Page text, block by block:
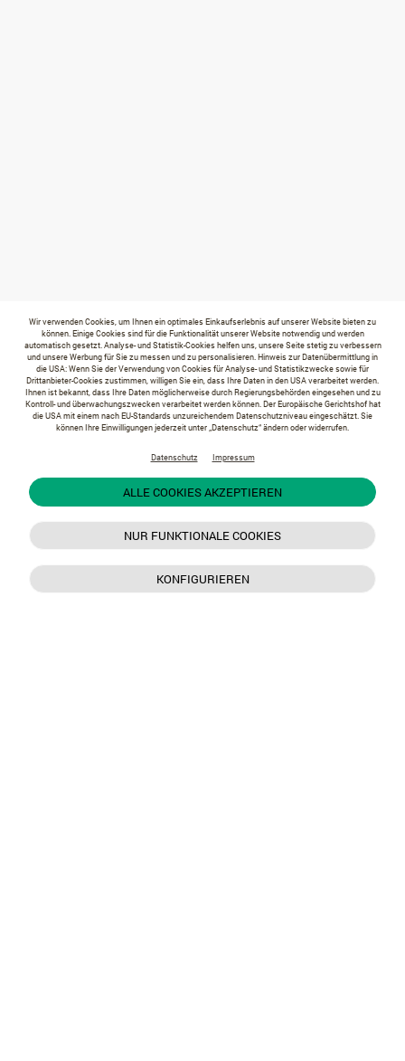
Wir verwenden Cookies, um Ihnen ein optimales Einkaufserlebnis auf unserer Website bieten zu
können. Einige Cookies sind für die Funktionalität unserer Website notwendig und werden
automatisch gesetzt. Analyse- und Statistik-Cookies helfen uns, unsere Seite stetig zu verbessern
und unsere Werbung für Sie zu messen und zu personalisieren. Hinweis zur Datenübermittlung in
die USA: Wenn Sie der Verwendung von Cookies für Analyse- und Statistikzwecke sowie für
Drittanbieter-Cookies zustimmen, willigen Sie ein, dass Ihre Daten in den USA verarbeitet werden.
Ihnen ist bekannt, dass Ihre Daten möglicherweise durch Regierungsbehörden eingesehen und zu
Kontroll- und überwachungszwecken verarbeitet werden können. Der Europäische Gerichtshof hat
die USA mit einem nach EU-Standards unzureichendem Datenschutzniveau eingeschätzt. Sie
können Ihre Einwilligungen jederzeit unter „Datenschutz“ ändern oder widerrufen.
Datenschutz Impressum
ALLE COOKIES AKZEPTIEREN
NUR FUNKTIONALE COOKIES
KONFIGURIEREN